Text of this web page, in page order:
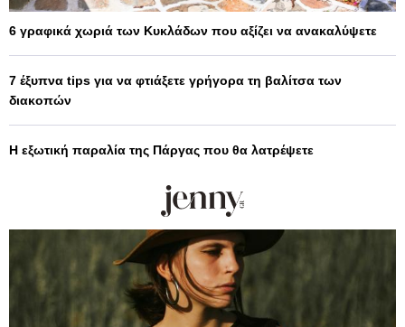
6 γραφικά χωριά των Κυκλάδων που αξίζει να ανακαλύψετε
7 έξυπνα tips για να φτιάξετε γρήγορα τη βαλίτσα των
διακοπών
Η εξωτική παραλία της Πάργας που θα λατρέψετε